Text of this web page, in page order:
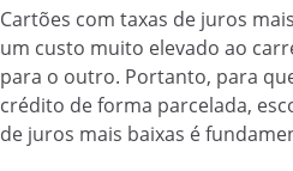
Cartões com taxas de juros
um custo muito elevado ao
para o outro. Portanto, para
crédito de forma parcelada,
de juros mais baixas é